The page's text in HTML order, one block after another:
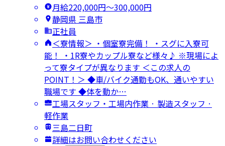
月給220,000円〜300,000円
静岡県 三島市
正社員
＜寮情報＞ ・個室寮完備！ ・スグに入寮可
能！ ・1R寮やカップル寮など様々♪ ※現場によ
って寮タイプが異なります ＜この求人の
POINT！＞ ◆車/バイク通勤もOK、通いやすい
職場です ◆体を動か…
工場スタッフ・工場内作業 · 製造スタッフ ·
軽作業
三島二日町
詳細はお問い合わせください